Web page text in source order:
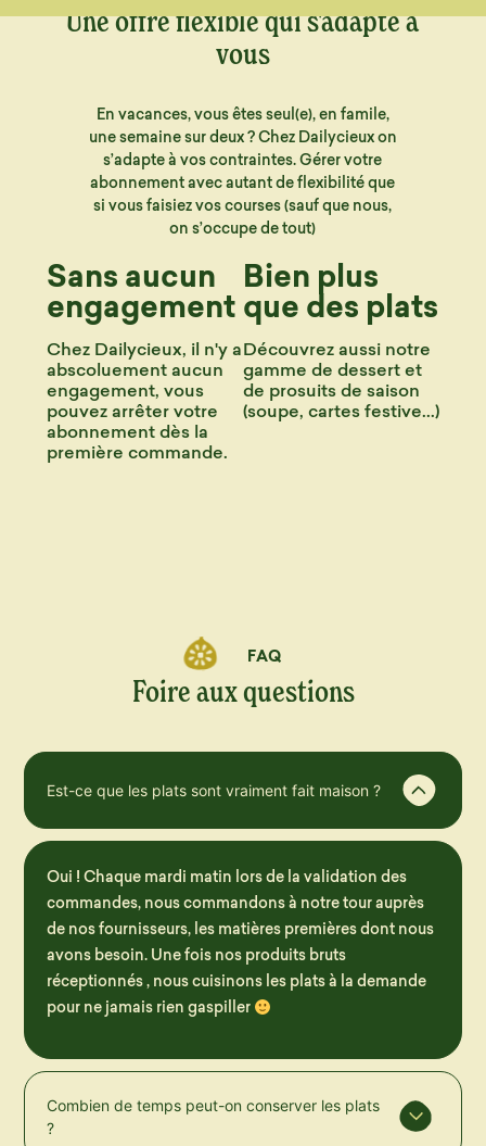
Une offre flexible qui s'adapte à
vous
En vacances, vous êtes seul(e), en famile,
une semaine sur deux ? Chez Dailycieux on
s’adapte à vos contraintes. Gérer votre
abonnement avec autant de flexibilité que
si vous faisiez vos courses (sauf que nous,
on s’occupe de tout)
Sans aucun
engagement
Chez Dailycieux, il n'y a
abscoluement aucun
engagement, vous
pouvez arrêter votre
abonnement dès la
première commande.
Bien plus
que des plats
Découvrez aussi notre
gamme de dessert et
de prosuits de saison
(soupe, cartes festive...)
FAQ
Foire aux questions
Est-ce que les plats sont vraiment fait maison ?
Oui ! Chaque mardi matin lors de la validation des
commandes, nous commandons à notre tour auprès
de nos fournisseurs, les matières premières dont nous
avons besoin. Une fois nos produits bruts
réceptionnés , nous cuisinons les plats à la demande
pour ne jamais rien gaspiller
Combien de temps peut-on conserver les plats
?